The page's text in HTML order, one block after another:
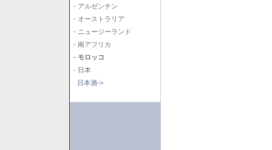
- アルゼンチン
- オーストラリア
- ニュージーランド
- 南アフリカ
- モロッコ
- 日本
日本酒->